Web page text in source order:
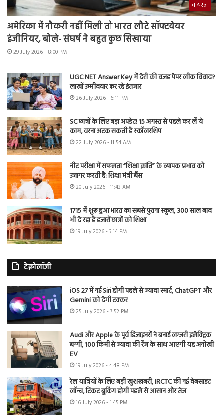
वायरल
अमेरिका में नौकरी नहीं मिली तो भारत लौटे सॉफ्टवेयर
इंजीनियर, बोले- संघर्ष ने बहुत कुछ सिखाया
29 July 2026 - 8:00 PM
UGC NET Answer Key में देरी की वजह पेपर लीक विवाद?
लाखों उम्मीदवार कर रहे इंतजार
26 July 2026 - 6:11 PM
SC छात्रों के लिए बड़ा अपडेट! 15 अगस्त से पहले कर लें ये
काम, वरना अटक सकती है स्कॉलरशिप
22 July 2026 - 11:54 AM
नीट परीक्षा में सफलता “शिक्षा क्रांति” के व्यापक प्रभाव को
उजागर करती है: शिक्षा मंत्री बैंस
20 July 2026 - 11:43 AM
1715 में शुरू हुआ भारत का सबसे पुराना स्कूल, 300 साल बाद
भी दे रहा है हजारों छात्रों को शिक्षा
19 July 2026 - 7:14 PM
टेक्नोलॉजी
iOS 27 में नई Siri होगी पहले से ज्यादा स्मार्ट, ChatGPT और
Gemini को देगी टक्कर
25 July 2026 - 7:52 PM
Audi और Apple के पूर्व डिजाइनरों ने बनाई लग्जरी इलेक्ट्रिक
बग्गी, 100 किमी से ज्यादा की रेंज के साथ आएगी यह अनोखी
EV
19 July 2026 - 4:48 PM
रेल यात्रियों के लिए बड़ी खुशखबरी, IRCTC की नई वेबसाइट
लॉन्च, टिकट बुकिंग होगी पहले से आसान और तेज
16 July 2026 - 1:45 PM